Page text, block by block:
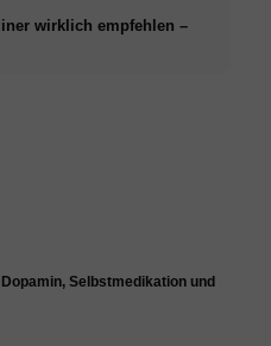
wirklich empfehlen –
Selbstmedikation und